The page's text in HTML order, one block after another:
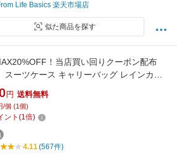
Life Basics 楽天市場店
似た商品を探す
！当店買い回りクーポン配布
スーツケース キャリーバッグ レインカバ
水 ラゲッジカバー トランク 雨 保護 傷 防
地 透明 旅行 トラベル S M L 対応
円 送料無料
/個 (1個)
ント (1倍)
4.11(567件)